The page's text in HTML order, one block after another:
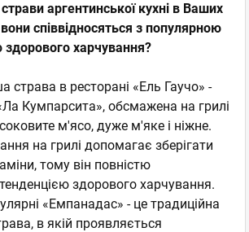
аргентинської кухні в Ваших
співвідносяться з популярною
здорового харчування?
страва в ресторані «Ель Гаучо» -
Кумпарсита», обсмажена на грилі
м'ясо, дуже м'яке і ніжне.
на грилі допомагає зберігати
тому він повністю
здорового харчування.
«Емпанадас» - це традиційна
в якій проявляється